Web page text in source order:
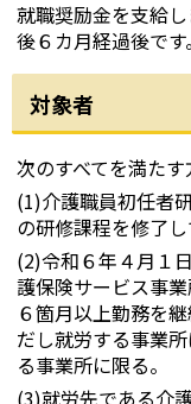
就職奨励金を支給
後６カ月経過後です
対象者
次のすべてを満たす
(1)介護職員初任者
の研修課程を修了し
(2)令和６年４月１
護保険サービス事
６箇月以上勤務を
だし就労する事業
る事業所に限る。
(3)就労先である介